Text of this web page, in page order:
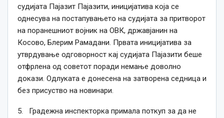
судијата Пајазит Пајазити, иницијатива која се
однесува на постапувањето на судијата за притворот
на поранешниот војник на ОВК, државјанин на
Косово, Блерим Рамадани. Првата иницијатива за
утврдување одговорност кај судијата Пајазити беше
отфрлена од советот поради немање доволно
докази. Одлуката е донесена на затворена седница и
без присуство на новинари.
5. Градежна инспекторка примала поткуп за да не